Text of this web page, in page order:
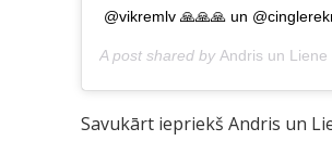
@vikremlv 🙏🙏🙏 un
A post shared by Andris un Liene
Savukārt iepriekš Andris un